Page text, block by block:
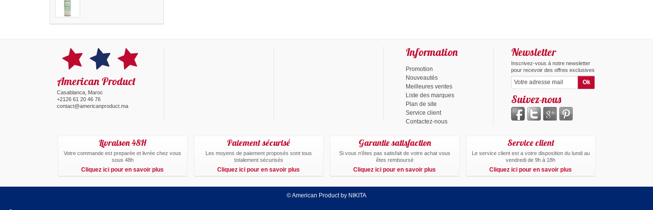
American Product
Casablanca, Maroc
+2126 61 20 46 76
contact@americanproduct.ma
Information
Promotion
Nouveautés
Meilleures ventes
Liste des marques
Plan de site
Service client
Contactez-nous
Newsletter
Inscrivez-vous à notre newsletter
pour recevoir des offres exclusives
Suivez-nous
Livraison 48H
Votre commande est preparée et livrée chez vous
sous 48h
Cliquez ici pour en savoir plus
Paiement sécurisé
Les moyens de paiement proposés sont tous
totalement sécurisés
Cliquez ici pour en savoir plus
Garantie satisfaction
Si vous n'êtes pas satisfait de votre achat vous
êtes remboursé
Cliquez ici pour en savoir plus
Service client
Le service client est a votre disposition du lundi au
vendredi de 9h à 18h
Cliquez ici pour en savoir plus
© American Product by NIKITA